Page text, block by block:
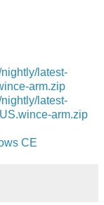
latest-
arm.zip
latest-
arm.zip
CE